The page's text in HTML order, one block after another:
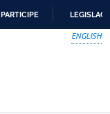
PARTICIPE
ENGLISH